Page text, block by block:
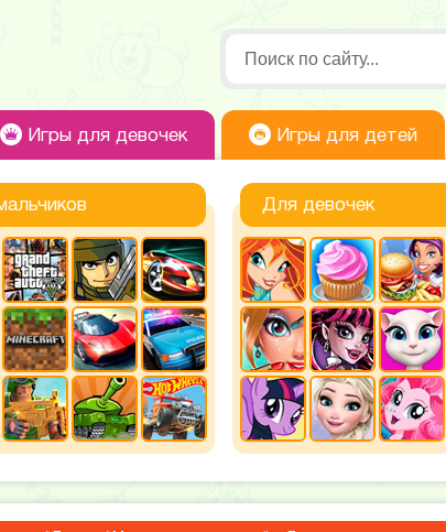
Игры для девочек Игры для детей
Для девочек